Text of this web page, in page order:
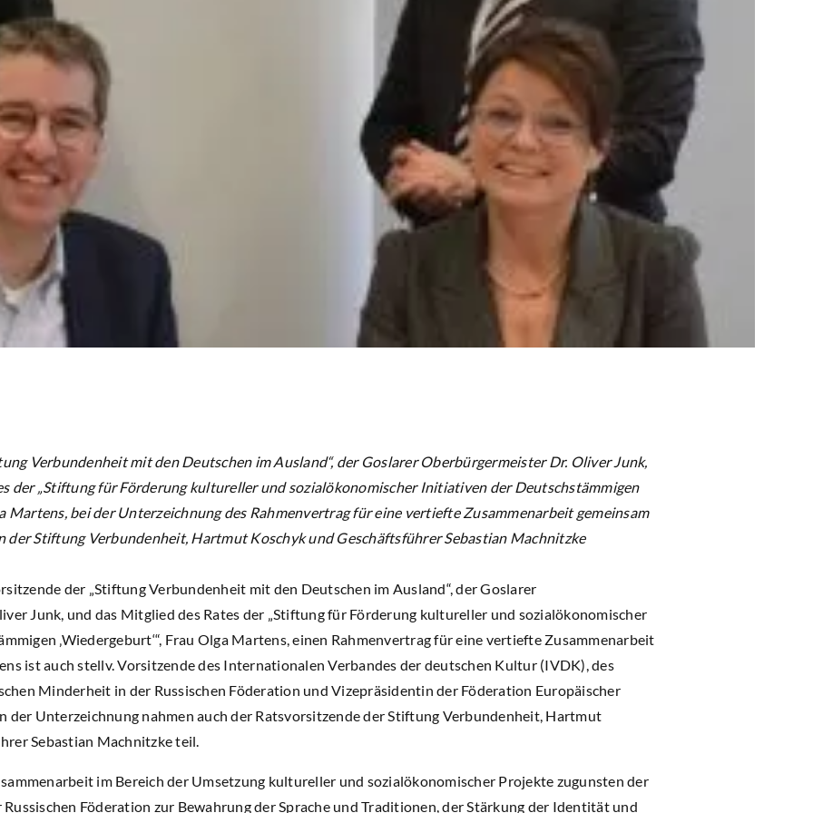
Verbundenheit mit den Deutschen im Ausland“, der Goslarer Oberbürgermeister Dr. Oliver Junk,
der „Stiftung für Förderung kultureller und sozialökonomischer Initiativen der Deutschstämmigen
Martens, bei der Unterzeichnung des Rahmenvertrag für eine vertiefte Zusammenarbeit gemeinsam
der Stiftung Verbundenheit, Hartmut Koschyk und Geschäftsführer Sebastian Machnitzke
der „Stiftung Verbundenheit mit den Deutschen im Ausland“, der Goslarer
Junk, und das Mitglied des Rates der „Stiftung für Förderung kultureller und sozialökonomischer
‚Wiedergeburt‘“, Frau Olga Martens, einen Rahmenvertrag für eine vertiefte Zusammenarbeit
ist auch stellv. Vorsitzende des Internationalen Verbandes der deutschen Kultur (IVDK), des
Minderheit in der Russischen Föderation und Vizepräsidentin der Föderation Europäischer
der Unterzeichnung nahmen auch der Ratsvorsitzende der Stiftung Verbundenheit, Hartmut
Sebastian Machnitzke teil.
im Bereich der Umsetzung kultureller und sozialökonomischer Projekte zugunsten der
Föderation zur Bewahrung der Sprache und Traditionen, der Stärkung der Identität und